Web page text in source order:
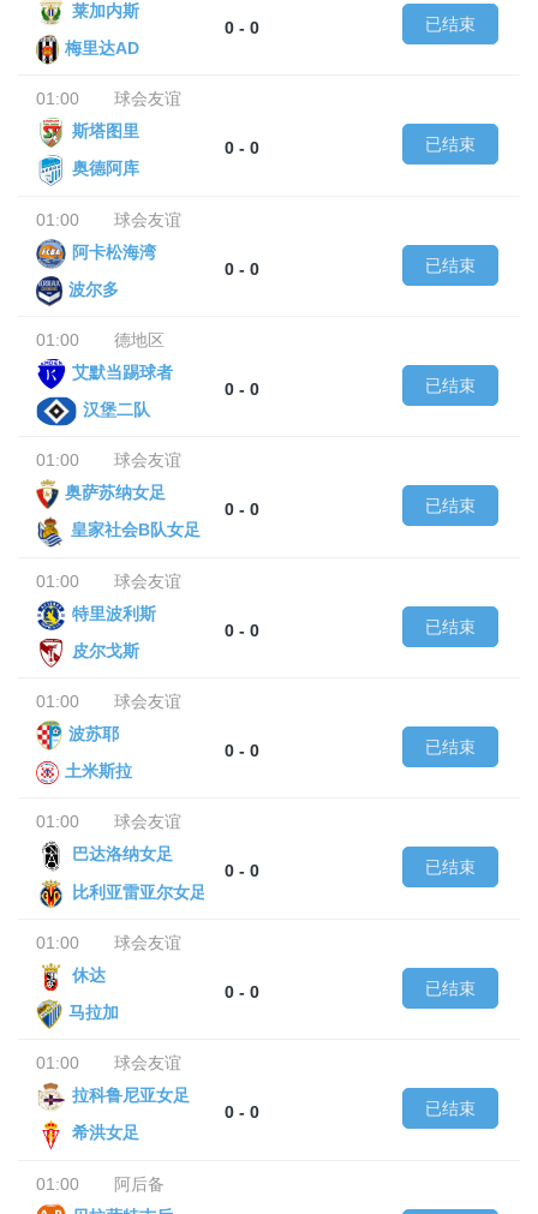
莱加内斯
0 - 0
梅里达AD
已结束
01:00
球会友谊
斯塔图里
0 - 0
奥德阿库
已结束
01:00
球会友谊
阿卡松海湾
0 - 0
波尔多
已结束
01:00
德地区
艾默当踢球者
0 - 0
汉堡二队
已结束
01:00
球会友谊
奥萨苏纳女足
0 - 0
皇家社会B队女足
已结束
01:00
球会友谊
特里波利斯
0 - 0
皮尔戈斯
已结束
01:00
球会友谊
波苏耶
0 - 0
土米斯拉
已结束
01:00
球会友谊
巴达洛纳女足
0 - 0
比利亚雷亚尔女足
已结束
01:00
球会友谊
休达
0 - 0
马拉加
已结束
01:00
球会友谊
拉科鲁尼亚女足
0 - 0
希洪女足
已结束
01:00
阿后备